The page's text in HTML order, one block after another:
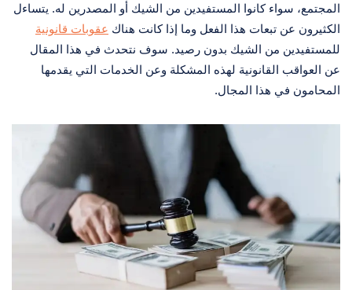
المجتمع، سواء كانوا المستفيدين من الشيك أو المصدرين له. يتساءل
الكثيرون عن تبعات هذا الفعل وما إذا كانت هناك عقوبات قانونية
للمستفيدين من الشيك بدون رصيد. سوف نتحدث في هذا المقال
عن العواقب القانونية لهذه المشكلة وعن الخدمات التي يقدمها
المحامون في هذا المجال.